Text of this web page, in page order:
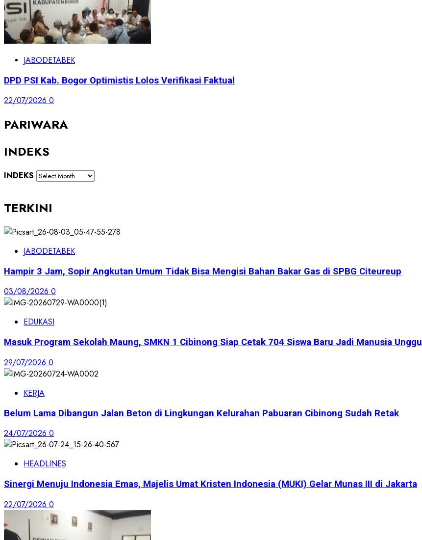
JABODETABEK
DPD PSI Kab. Bogor Optimistis Lolos Verifikasi Faktual
22/07/2026 0
PARIWARA
INDEKS
INDEKS
TERKINI
JABODETABEK
Hampir 3 Jam, Sopir Angkutan Umum Tidak Bisa Mengisi Bahan Bakar Gas di SPBG Citeureup
03/08/2026 0
EDUKASI
Masuk Program Sekolah Maung, SMKN 1 Cibinong Siap Cetak 704 Siswa Baru Jadi Manusia Unggul
29/07/2026 0
KERJA
Belum Lama Dibangun Jalan Beton di Lingkungan Kelurahan Pabuaran Cibinong Sudah Retak
24/07/2026 0
HEADLINES
Sinergi Menuju Indonesia Emas, Majelis Umat Kristen Indonesia (MUKI) Gelar Munas III di Jakarta
22/07/2026 0